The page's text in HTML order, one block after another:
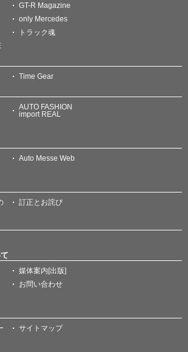
GT-R Magazine
only Mercedes
トラック魂
Time Gear
AUTO FASHION
import REAL
Auto Messe Web
訂正とお詫び
媒体案内[出版]
お問い合わせ
サイトマップ